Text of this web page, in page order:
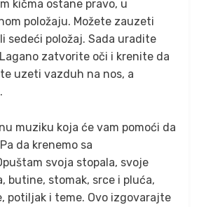
kičma ostane pravo, u
položaju. Možete zauzeti
sedeći položaj. Sada uradite
zatvorite oči i krenite da
uzeti vazduh na nos, a
muziku koja će vam pomoći da
da krenemo sa
svoja stopala, svoje
butine, stomak, srce i pluća,
potiljak i teme. Ovo izgovarajte